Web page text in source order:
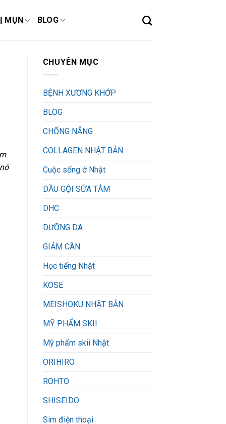
MỤN BLOG
CHUYÊN MỤC
BỆNH XƯƠNG KHỚP
BLOG
CHỐNG NẴNG
COLLAGEN NHẬT BẢN
Cuộc sống ở Nhật
DẦU GỘI SỮA TẮM
DHC
DƯỠNG DA
GIẢM CÂN
Học tiếng Nhật
KOSE
MEISHOKU NHẬT BẢN
MỸ PHẨM SKII
Mỹ phẩm skii Nhật
ORIHIRO
ROHTO
SHISEIDO
Sim điện thoại